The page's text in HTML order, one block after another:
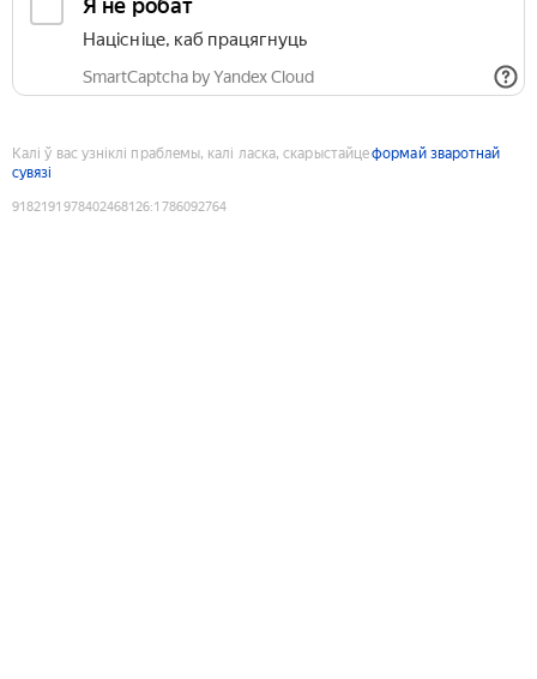
Я не робат
Націсніце, каб працягнуць
SmartCaptcha by Yandex Cloud
Калі ў вас узніклі праблемы, калі ласка, скарыстайцеформай зваротнай
сувязі
9182191978402468126:1786092764